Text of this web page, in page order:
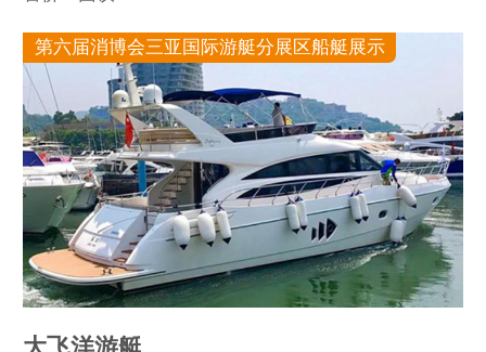
第六届消博会三亚国际游艇分展区船艇展示